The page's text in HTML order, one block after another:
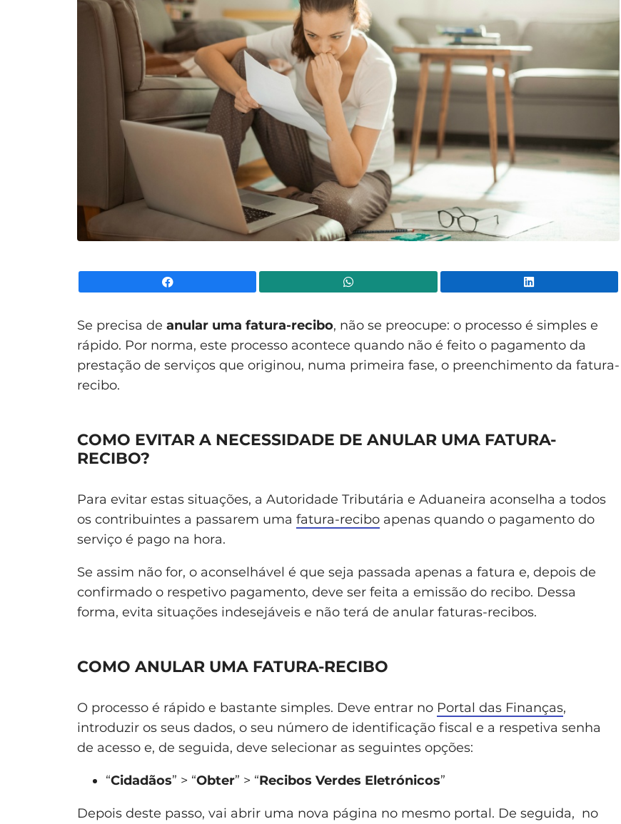
Se precisa de anular uma fatura-recibo, não se preocupe: o processo é simples e
rápido. Por norma, este processo acontece quando não é feito o pagamento da
prestação de serviços que originou, numa primeira fase, o preenchimento da fatura-
recibo.
COMO EVITAR A NECESSIDADE DE ANULAR UMA FATURA-
RECIBO?
Para evitar estas situações, a Autoridade Tributária e Aduaneira aconselha a todos
os contribuintes a passarem uma fatura-recibo apenas quando o pagamento do
serviço é pago na hora.
Se assim não for, o aconselhável é que seja passada apenas a fatura e, depois de
confirmado o respetivo pagamento, deve ser feita a emissão do recibo. Dessa
forma, evita situações indesejáveis e não terá de anular faturas-recibos.
COMO ANULAR UMA FATURA-RECIBO
O processo é rápido e bastante simples. Deve entrar no Portal das Finanças,
introduzir os seus dados, o seu número de identificação fiscal e a respetiva senha
de acesso e, de seguida, deve selecionar as seguintes opções:
“Cidadãos” > “Obter” > “Recibos Verdes Eletrónicos”
Depois deste passo, vai abrir uma nova página no mesmo portal. De seguida, no